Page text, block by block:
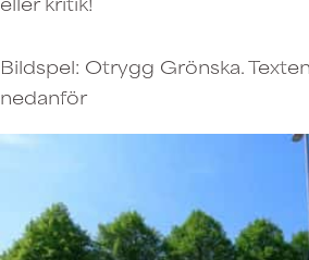
Bildspel: Otrygg Grönska.
nedanför